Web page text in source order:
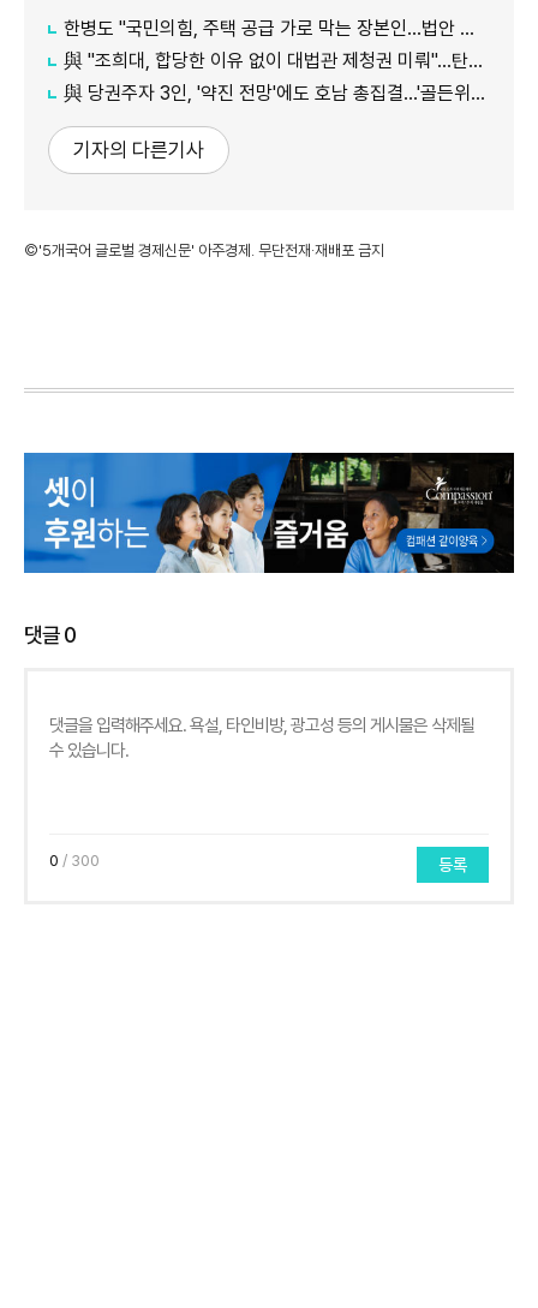
한병도 "국민의힘, 주택 공급 가로 막는 장본인…법안 처리 협조하라"
與 "조희대, 합당한 이유 없이 대법관 제청권 미뤄"…탄핵은 '신중'
與 당권주자 3인, '약진 전망'에도 호남 총집결…'골든위크' 표심 집중 공략
기자의 다른기사
©'5개국어 글로벌 경제신문' 아주경제. 무단전재·재배포 금지
댓글0
0 / 300 등록